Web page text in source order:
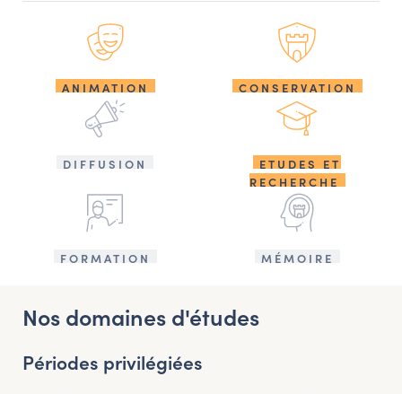
ANIMATION CONSERVATION
DIFFUSION
ETUDES ET
RECHERCHE
FORMATION MÉMOIRE
Nos domaines d'études
Périodes privilégiées